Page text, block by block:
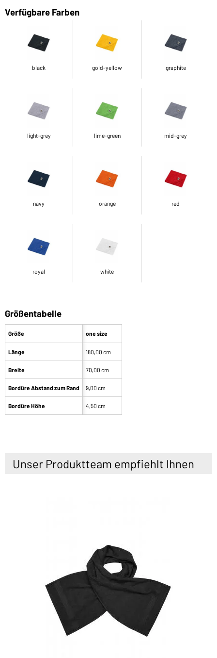
Verfügbare Farben
black gold-yellow graphite
light-grey lime-green mid-grey
navy orange red
royal white
Größentabelle
Größe
Länge
Breite
Bordüre Abstand zum Rand
Bordüre Höhe
one size
180,00 cm
70,00 cm
9,00 cm
4,50 cm
Unser Produktteam empfiehlt Ihnen